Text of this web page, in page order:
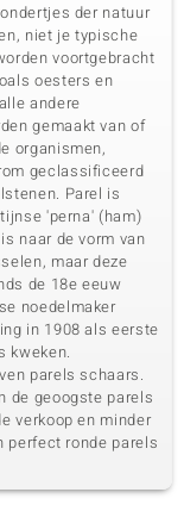
der natuur
niet je typische
voortgebracht
oesters en
andere
gemaakt van of
organismen,
geclassificeerd
Parel is
'perna' (ham)
naar de vorm van
maar deze
de 18e eeuw
noedelmaker
in 1908 als eerste
kweken.
parels schaars.
de geoogste parels
verkoop en minder
perfect ronde parels